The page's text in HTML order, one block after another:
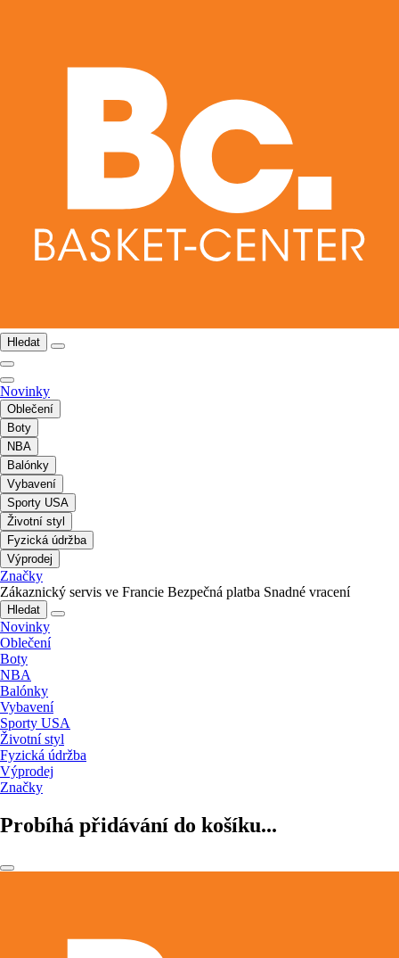
Hledat
Novinky
Oblečení
Boty
NBA
Balónky
Vybavení
Sporty USA
Životní styl
Fyzická údržba
Výprodej
Značky
Zákaznický servis ve Francie Bezpečná platba Snadné vracení
Hledat
Novinky
Oblečení
Boty
NBA
Balónky
Vybavení
Sporty USA
Životní styl
Fyzická údržba
Výprodej
Značky
Probíhá přidávání do košíku...